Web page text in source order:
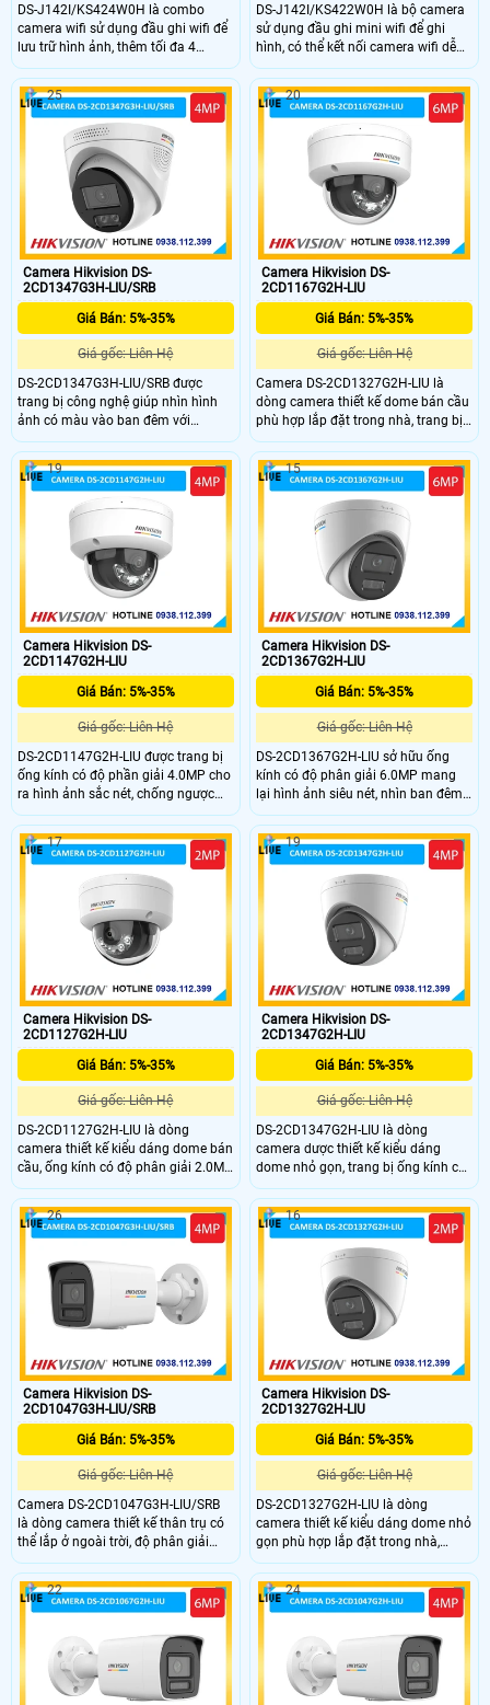
DS-J142I/KS424W0H là combo
camera wifi sử dụng đầu ghi wifi để
lưu trữ hình ảnh, thêm tối đa 4
camera cùng lúc, camera sử dụng
dòng camera độ phân giải 4.0MP
hình ảnh 2K+ sắc nét, nhìn hình ảnh
có màu vào ban đêm với phạm vi
lên đến 30m, thiết kế chống nước
lắp đặt tốt ở ngoài trời.
DS-J142I/KS422W0H là bộ camera
sử dụng đầu ghi mini wifi để ghi
hình, có thể kết nối camera wifi dễ
dàng và lên đến tối đa 4 camera wifi
một cách dễ dàng, sử dụng thẻ nhớ
dung lượng tối đa 512gb để lưu trữ,
camera độ phân giải 2.0MP hình
ảnh sắc nét, nhìn có màu vào ban
đêm 30m.
Camera Hikvision DS-
2CD1347G3H-LIU/SRB
Giá Bán: 5%-35%
Giá gốc: Liên Hệ
DS-2CD1347G3H-LIU/SRB được
trang bị công nghệ giúp nhìn hình
ảnh có màu vào ban đêm với
khoảng cách lên đến 30m, trang bị
micro và loa giúp đàm thoại 2 chiều
trực tiếp, có hỗ trợ chức năng báo
động đèn chớp đỏ và xanh, với ống
kính độ phân giải 4.0MP cho ra hình
ảnh sắc nét
25
Camera Hikvision DS-
2CD1167G2H-LIU
Giá Bán: 5%-35%
Giá gốc: Liên Hệ
Camera DS-2CD1327G2H-LIU là
dòng camera thiết kế dome bán cầu
phù hợp lắp đặt trong nhà, trang bị
ống kính có độ phân giải 6.0MP cho
ra hình ảnh 3K+ sắc nét, nhìn hình
ảnh có màu vào ban đêm với
khoảng cách lên đến 30m, có thể
linh hoạt chuyển đổi.
20
Camera Hikvision DS-
2CD1147G2H-LIU
Giá Bán: 5%-35%
Giá gốc: Liên Hệ
DS-2CD1147G2H-LIU được trang bị
ống kính có độ phần giải 4.0MP cho
ra hình ảnh sắc nét, chống ngược
sáng WDR 120dB, có chip ColorVu
giúp giám sát ban đêm tốt, trang bị
đèn trợ sáng giúp nhìn hình ảnh có
màu ban đêm 30m, chuẩn nén
H.265+ tiết kiệm băng thông khi lưu
trữ
19
Camera Hikvision DS-
2CD1367G2H-LIU
Giá Bán: 5%-35%
Giá gốc: Liên Hệ
DS-2CD1367G2H-LIU sở hữu ống
kính có độ phân giải 6.0MP mang
lại hình ảnh siêu nét, nhìn ban đêm
bằng công nghệ colorVu giúp giám
sát ban đêm hiệu quả, trang bị
chống ngược sáng WDR 120dB, kèm
theo đấy là micro có thể thu âm,
trang bị nhận dạng người và
phương tiện.
15
Camera Hikvision DS-
2CD1127G2H-LIU
Giá Bán: 5%-35%
Giá gốc: Liên Hệ
DS-2CD1127G2H-LIU là dòng
camera thiết kế kiểu dáng dome bán
cầu, ống kính có độ phân giải 2.0MP
cho ra hình ảnh sắc nét, nhìn ban
đêm bằng đèn trợ sáng với khoảng
cách lên đến 30m, chuẩn nén
h.265+ giúp tiết kiệm băng thông
khi lưu trữ, nhận dạng người và
phương tiện
17
Camera Hikvision DS-
2CD1347G2H-LIU
Giá Bán: 5%-35%
Giá gốc: Liên Hệ
DS-2CD1347G2H-LIU là dòng
camera dược thiết kế kiểu dáng
dome nhỏ gọn, trang bị ống kính có
độ phân giải 4.0MP cho ra hình ảnh
2K+ siêu sắc nét, nhìn ban đêm có
màu khoảng cách 30m, trang bị khả
năng chống ngược sáng DWDR
120db, khe cắm thẻ nhớ 512GB có
thể lưu trữ lâu dài
19
Camera Hikvision DS-
2CD1047G3H-LIU/SRB
Giá Bán: 5%-35%
Giá gốc: Liên Hệ
Camera DS-2CD1047G3H-LIU/SRB
là dòng camera thiết kế thân trụ có
thể lắp ở ngoài trời, độ phân giải
4.0MP cho ra hình ảnh 120dB sắc
nét, tích hợp AI nhận dạng người và
phương tiện, hỗ trợ cảnh báo chính
xác hơn, còn có thể báo động bằng
đèn báo xanh và đỏ.
26
Camera Hikvision DS-
2CD1327G2H-LIU
Giá Bán: 5%-35%
Giá gốc: Liên Hệ
DS-2CD1327G2H-LIU là dòng
camera thiết kế kiểu dáng dome nhỏ
gọn phù hợp lắp đặt trong nhà,
trang bị ống kính có độ phân giải
2.0MP, trang bị đèn trợ sáng giúp
nhìn hình ảnh có màu vào ban đêm
lên đến 30m, có micro giúp xem lại
16
22 24